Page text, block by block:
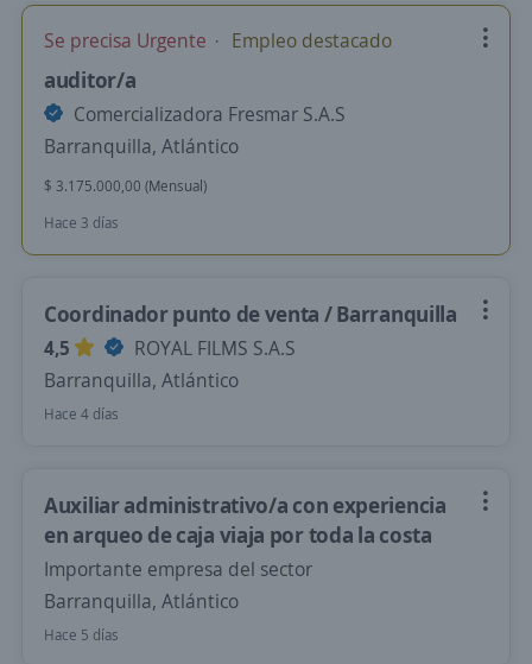
Se precisa Urgente Empleo destacado
auditor/a
Comercializadora Fresmar S.A.S
Barranquilla, Atlántico
$ 3.175.000,00 (Mensual)
Hace 3 días
Coordinador punto de venta / Barranquilla
4,5
ROYAL FILMS S.A.S
Barranquilla, Atlántico
Hace 4 días
Auxiliar administrativo/a con experiencia
en arqueo de caja viaja por toda la costa
Importante empresa del sector
Barranquilla, Atlántico
Hace 5 días